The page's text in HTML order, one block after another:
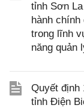
tỉnh Sơn
hành
trong lĩnh
năng quản
Quyết định
tỉnh Điện